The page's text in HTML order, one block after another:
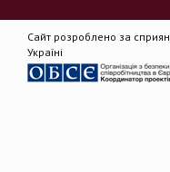
Сайт розроблено за
Україні